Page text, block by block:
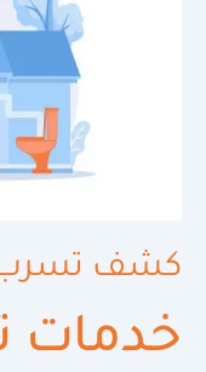
كشف تسرب
خدمات